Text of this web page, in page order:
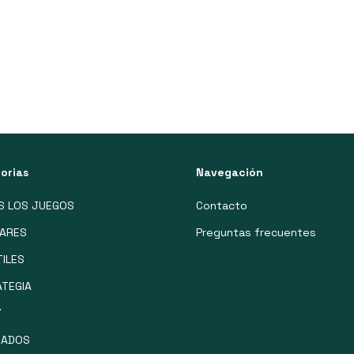
LOS JUEGOS
Navegación
Contacto
Preguntas frecuentes